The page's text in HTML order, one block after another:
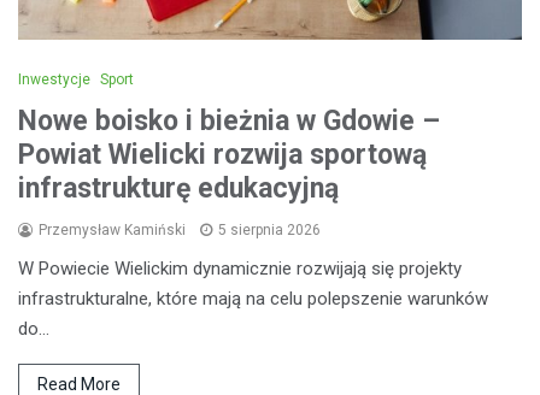
Inwestycje Sport
Nowe boisko i bieżnia w Gdowie –
Powiat Wielicki rozwija sportową
infrastrukturę edukacyjną
Przemysław Kamiński 5 sierpnia 2026
W Powiecie Wielickim dynamicznie rozwijają się projekty
infrastrukturalne, które mają na celu polepszenie warunków
do…
Read More